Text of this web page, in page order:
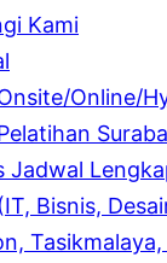
Kami
Online/
Jadwal
Bisnis,